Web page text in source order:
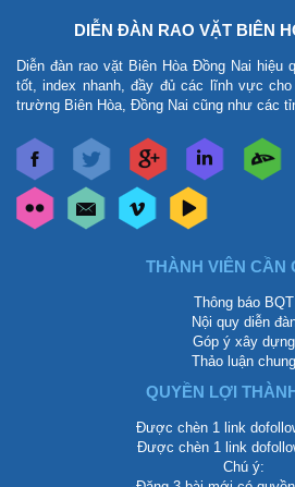
DIỄN ĐÀN RAO VẶT BIÊN
Diễn đàn rao vặt Biên Hòa Đồng Nai hiệu
tốt, index nhanh, đầy đủ các lĩnh vực cho
trường Biên Hòa, Đồng Nai cũng như các
THÀNH VIÊN CẦN
Thông báo BQT
Nội quy diễn
Góp ý xây dựng
Thảo luận chung
QUYỀN LỢI
Được chèn 1 link
Được chèn 1 link
Chú ý: